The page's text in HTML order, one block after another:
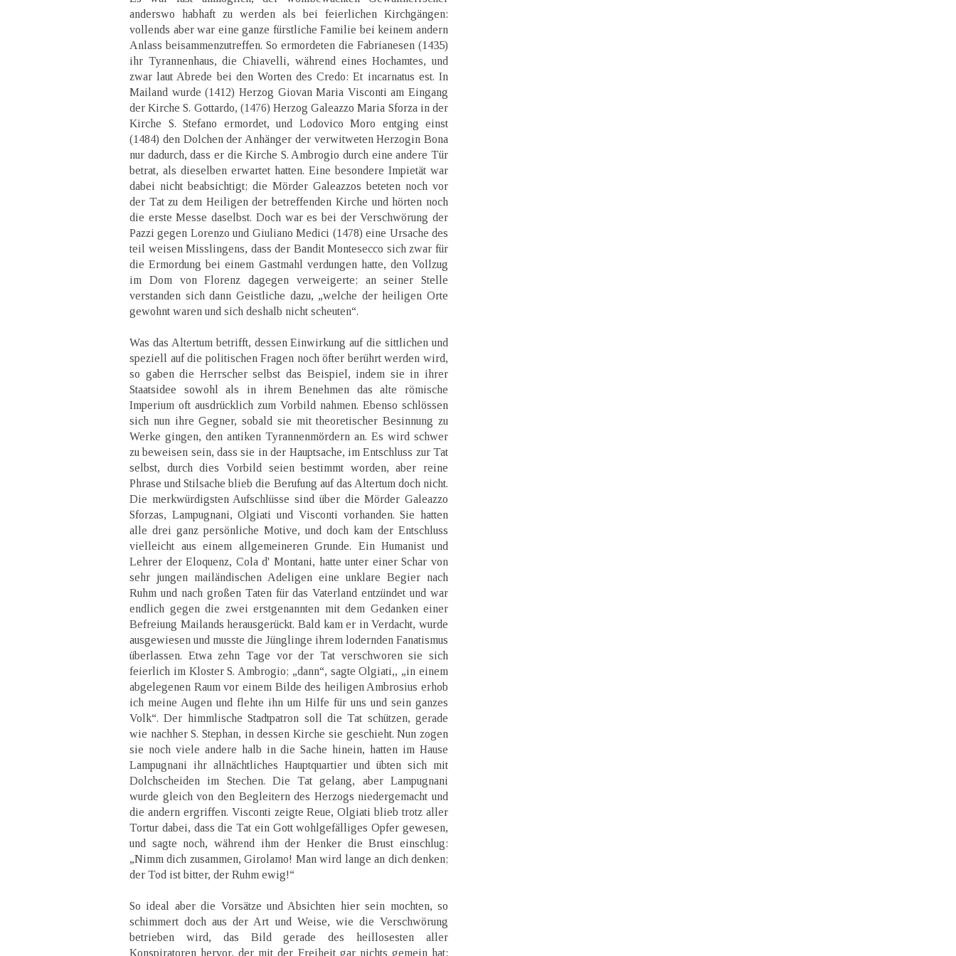
anderswo habhaft zu werden als bei feierlichen Kirchgängen:
vollends aber war eine ganze fürstliche Familie bei keinem andern
Anlass beisammenzutreffen. So ermordeten die Fabrianesen (1435)
ihr Tyrannenhaus, die Chiavelli, während eines Hochamtes, und
zwar laut Abrede bei den Worten des Credo: Et incarnatus est. In
Mailand wurde (1412) Herzog Giovan Maria Visconti am Eingang
der Kirche S. Gottardo, (1476) Herzog Galeazzo Maria Sforza in der
Kirche S. Stefano ermordet, und Lodovico Moro entging einst
(1484) den Dolchen der Anhänger der verwitweten Herzogin Bona
nur dadurch, dass er die Kirche S. Ambrogio durch eine andere Tür
betrat, als dieselben erwartet hatten. Eine besondere Impietät war
dabei nicht beabsichtigt; die Mörder Galeazzos beteten noch vor
der Tat zu dem Heiligen der betreffenden Kirche und hörten noch
die erste Messe daselbst. Doch war es bei der Verschwörung der
Pazzi gegen Lorenzo und Giuliano Medici (1478) eine Ursache des
teil weisen Misslingens, dass der Bandit Montesecco sich zwar für
die Ermordung bei einem Gastmahl verdungen hatte, den Vollzug
im Dom von Florenz dagegen verweigerte; an seiner Stelle
verstanden sich dann Geistliche dazu, „welche der heiligen Orte
gewohnt waren und sich deshalb nicht scheuten“.
Was das Altertum betrifft, dessen Einwirkung auf die sittlichen und
speziell auf die politischen Fragen noch öfter berührt werden wird,
so gaben die Herrscher selbst das Beispiel, indem sie in ihrer
Staatsidee sowohl als in ihrem Benehmen das alte römische
Imperium oft ausdrücklich zum Vorbild nahmen. Ebenso schlössen
sich nun ihre Gegner, sobald sie mit theoretischer Besinnung zu
Werke gingen, den antiken Tyrannenmördern an. Es wird schwer
zu beweisen sein, dass sie in der Hauptsache, im Entschluss zur Tat
selbst, durch dies Vorbild seien bestimmt worden, aber reine
Phrase und Stilsache blieb die Berufung auf das Altertum doch nicht.
Die merkwürdigsten Aufschlüsse sind über die Mörder Galeazzo
Sforzas, Lampugnani, Olgiati und Visconti vorhanden. Sie hatten
alle drei ganz persönliche Motive, und doch kam der Entschluss
vielleicht aus einem allgemeineren Grunde. Ein Humanist und
Lehrer der Eloquenz, Cola d' Montani, hatte unter einer Schar von
sehr jungen mailändischen Adeligen eine unklare Begier nach
Ruhm und nach großen Taten für das Vaterland entzündet und war
endlich gegen die zwei erstgenannten mit dem Gedanken einer
Befreiung Mailands herausgerückt. Bald kam er in Verdacht, wurde
ausgewiesen und musste die Jünglinge ihrem lodernden Fanatismus
überlassen. Etwa zehn Tage vor der Tat verschworen sie sich
feierlich im Kloster S. Ambrogio; „dann“, sagte Olgiati,, „in einem
abgelegenen Raum vor einem Bilde des heiligen Ambrosius erhob
ich meine Augen und flehte ihn um Hilfe für uns und sein ganzes
Volk“. Der himmlische Stadtpatron soll die Tat schützen, gerade
wie nachher S. Stephan, in dessen Kirche sie geschieht. Nun zogen
sie noch viele andere halb in die Sache hinein, hatten im Hause
Lampugnani ihr allnächtliches Hauptquartier und übten sich mit
Dolchscheiden im Stechen. Die Tat gelang, aber Lampugnani
wurde gleich von den Begleitern des Herzogs niedergemacht und
die andern ergriffen. Visconti zeigte Reue, Olgiati blieb trotz aller
Tortur dabei, dass die Tat ein Gott wohlgefälliges Opfer gewesen,
und sagte noch, während ihm der Henker die Brust einschlug:
„Nimm dich zusammen, Girolamo! Man wird lange an dich denken;
der Tod ist bitter, der Ruhm ewig!“
So ideal aber die Vorsätze und Absichten hier sein mochten, so
schimmert doch aus der Art und Weise, wie die Verschwörung
betrieben wird, das Bild gerade des heillosesten aller
Konspiratoren hervor, der mit der Freiheit gar nichts gemein hat: